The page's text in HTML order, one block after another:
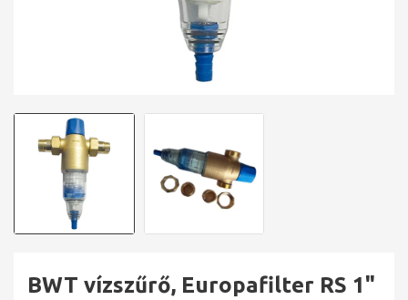
BWT vízszűrő, Europafilter RS 1"